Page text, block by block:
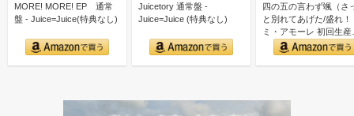
MORE! MORE! EP 通常
盤 - Juice=Juice(特典なし)
Juicetory 通常盤 -
Juice=Juice (特典なし)
四の五の言わず颯（さ
と別れてあげた/盛れ！
ミ・アモーレ 初回生産
定盤SP - Ｊｕｉｃｅ